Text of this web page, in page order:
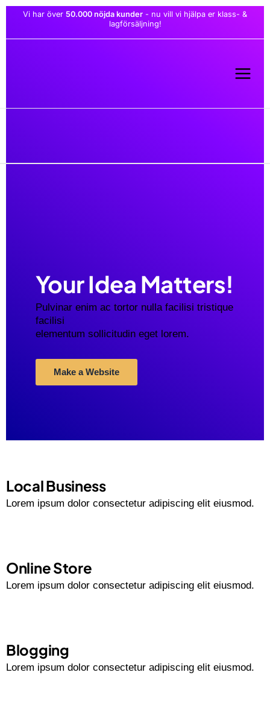
Hoppa
innehåll
Vi har över 50.000 nöjda kunder - nu vill vi hjälpa er klass- &
lagförsäljning!
Your Idea Matters!
Pulvinar enim ac tortor nulla facilisi tristique
facilisi
elementum sollicitudin eget lorem.
Make a Website
Local Business
Lorem ipsum dolor consectetur adipiscing elit eiusmod.
Online Store
Lorem ipsum dolor consectetur adipiscing elit eiusmod.
Blogging
Lorem ipsum dolor consectetur adipiscing elit eiusmod.